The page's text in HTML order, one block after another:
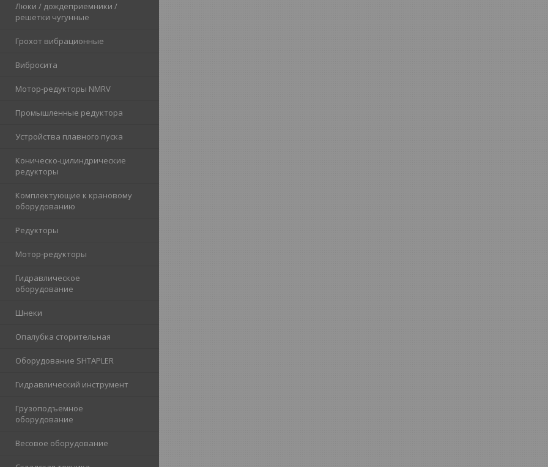
Люки / дождеприемники /
решетки чугунные
Грохот вибрационные
Вибросита
Мотор-редукторы NMRV
Промышленные редуктора
Устройства плавного пуска
Коническо-цилиндрические
редукторы
Комплектующие к крановому
оборудованию
Редукторы
Мотор-редукторы
Гидравлическое
оборудование
Шнеки
Опалубка сторительная
Оборудование SHTAPLER
Гидравлический инструмент
Грузоподъемное
оборудование
Весовое оборудование